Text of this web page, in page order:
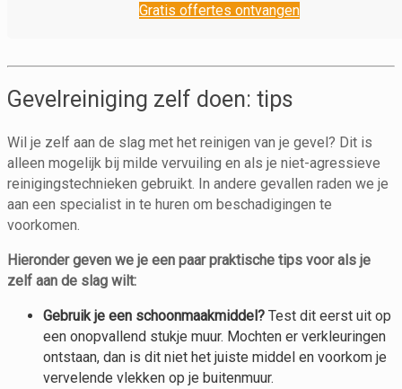
Gratis offertes ontvangen
Gevelreiniging zelf doen: tips
Wil je zelf aan de slag met het reinigen van je gevel? Dit is
alleen mogelijk bij milde vervuiling en als je niet-agressieve
reinigingstechnieken gebruikt. In andere gevallen raden we je
aan een specialist in te huren om beschadigingen te
voorkomen.
Hieronder geven we je een paar praktische tips voor als je
zelf aan de slag wilt:
Gebruik je een schoonmaakmiddel? Test dit eerst uit op
een onopvallend stukje muur. Mochten er verkleuringen
ontstaan, dan is dit niet het juiste middel en voorkom je
vervelende vlekken op je buitenmuur.